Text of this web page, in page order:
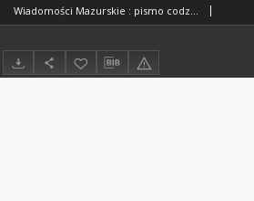
Wiadomości Mazurskie : pismo codzienne. 1946 (R. 2), nr 262 (273)